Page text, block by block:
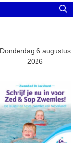
Donderdag 6 augustus
2026